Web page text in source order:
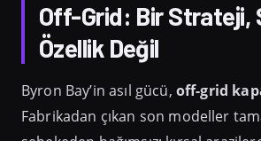
Off-Grid: Bir Strateji,
Özellik Değil
Byron Bay’in asıl gücü, off-grid
Fabrikadan çıkan son modeller